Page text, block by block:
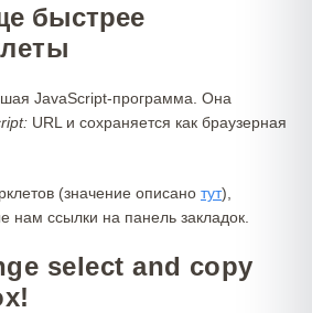
быстрее
JavaScript-программа. Она
URL и сохраняется как браузерная
(значение описано тут),
нам ссылки на панель закладок.
select and copy